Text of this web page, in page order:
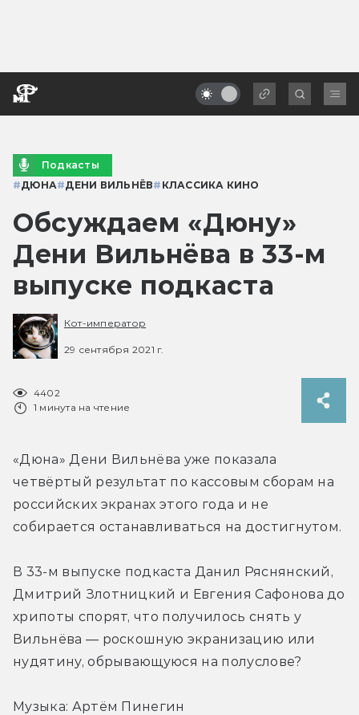
Подкасты
#ДЮНА#ДЕНИ ВИЛЬНЁВ# КЛАССИКА КИНО
Обсуждаем «Дюну»
Дени Вильнёва в 33-м
выпуске подкаста
Кот-император
29 сентября 2021 г.
4402
1 минута на чтение
«Дюна» Дени Вильнёва уже показала
четвёртый результат по кассовым сборам на
российских экранах этого года и не
собирается останавливаться на достигнутом.
В 33-м выпуске подкаста Данил Ряснянский,
Дмитрий Злотницкий и Евгения Сафонова до
хрипоты спорят, что получилось снять у
Вильнёва — роскошную экранизацию или
нудятину, обрывающуюся на полуслове?
Музыка: Артём Пинегин